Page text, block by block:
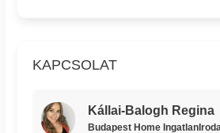
KAPCSOLAT
Kállai-Balogh Regina
Budapest Home